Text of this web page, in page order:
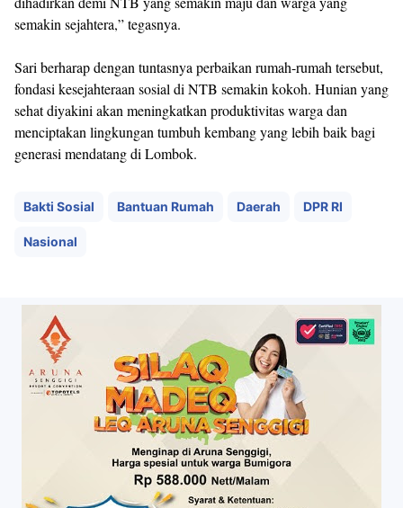
semakin sejahtera,” tegasnya.
Sari berharap dengan tuntasnya perbaikan rumah-rumah tersebut,
fondasi kesejahteraan sosial di NTB semakin kokoh. Hunian yang
sehat diyakini akan meningkatkan produktivitas warga dan
menciptakan lingkungan tumbuh kembang yang lebih baik bagi
generasi mendatang di Lombok.
Bakti Sosial Bantuan Rumah Daerah DPR RI
Nasional